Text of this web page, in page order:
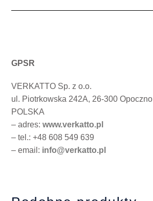
GPSR
VERKATTO Sp. z o.o.
ul. Piotrkowska 242A, 26-300 Opoczno
POLSKA
– adres:www.verkatto.pl
– tel.: +48 608 549 639
– email: info@verkatto.pl